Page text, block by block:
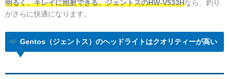
明るく、キレイに照射できる、ジェントスのHW-V533Hなら、釣り
がさらに快適になります。
Gentos（ジェントス）のヘッドライトはクオリティーが高い